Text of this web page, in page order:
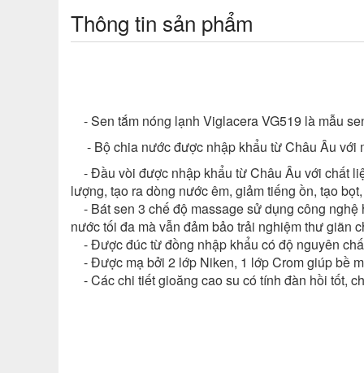
Thông tin sản phẩm
-Sen tắm nóng lạnh Viglacera VG519 là mẫu
- Bộ chia nước được nhập khẩu từ Châu Âu
- Đầu vòi được nhập khẩu từ Châu Âu với chất
lượng, tạo ra dòng nước êm, giảm tiếng ồn, tạo
- Bát sen 3 chế độ massage sử dụng công
nước tối đa mà vẫn đảm bảo trải nghiệm thư giãn
- Được đúc từ đồng nhập khẩu có độ nguyên
- Được mạ bởi 2 lớp Niken, 1 lớp Crom giúp bề
- Các chi tiết gioăng cao su có tính đàn hồi tốt,